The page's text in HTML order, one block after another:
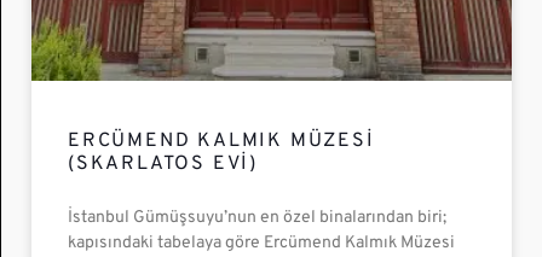
ERCÜMEND KALMIK MÜZESI
(SKARLATOS EVI)
İstanbul Gümüşsuyu’nun en özel binalarından biri;
kapısındaki tabelaya göre Ercümend Kalmık Müzesi